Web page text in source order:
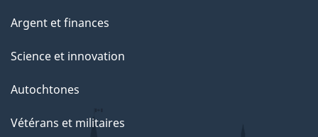
Argent et finances
Science et innovation
Autochtones
Vétérans et militaires